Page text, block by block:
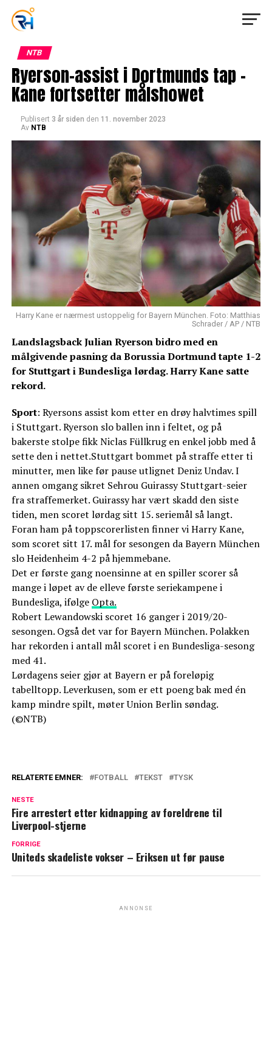
NTB
Ryerson-assist i Dortmunds tap –
Kane fortsetter målshowet
Publisert 3 år siden den 11. november 2023
Av NTB
Harry Kane er nærmest ustoppelig for Bayern München. Foto: Matthias
Schrader / AP / NTB
Landslagsback Julian Ryerson bidro med en
målgivende pasning da Borussia Dortmund tapte 1-2
for Stuttgart i Bundesliga lørdag. Harry Kane satte
rekord.
Sport: Ryersons assist kom etter en drøy halvtimes spill
i Stuttgart. Ryerson slo ballen inn i feltet, og på
bakerste stolpe fikk Niclas Füllkrug en enkel jobb med å
sette den i nettet.Stuttgart bommet på straffe etter ti
minutter, men like før pause utlignet Deniz Undav. I
annen omgang sikret Sehrou Guirassy Stuttgart-seier
fra straffemerket. Guirassy har vært skadd den siste
tiden, men scoret lørdag sitt 15. seriemål så langt.
Foran ham på toppscorerlisten finner vi Harry Kane,
som scoret sitt 17. mål for sesongen da Bayern München
slo Heidenheim 4-2 på hjemmebane.
Det er første gang noensinne at en spiller scorer så
mange i løpet av de elleve første seriekampene i
Bundesliga, ifølge Opta.
Robert Lewandowski scoret 16 ganger i 2019/20-
sesongen. Også det var for Bayern München. Polakken
har rekorden i antall mål scoret i en Bundesliga-sesong
med 41.
Lørdagens seier gjør at Bayern er på foreløpig
tabelltopp. Leverkusen, som er ett poeng bak med én
kamp mindre spilt, møter Union Berlin søndag.
(©NTB)
RELATERTE EMNER: FOTBALL TEKST TYSK
NESTE
Fire arrestert etter kidnapping av foreldrene til
Liverpool-stjerne
FORRIGE
Uniteds skadeliste vokser – Eriksen ut før pause
ANNONSE